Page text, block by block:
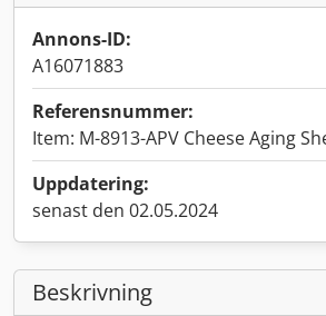
Annons-ID:
A16071883
Referensnummer:
Item: M-8913-APV Cheese Aging
Uppdatering:
senast den 02.05.2024
Beskrivning